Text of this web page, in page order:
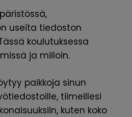
useita tiedoston
koulutuksessa
ja milloin.
paikkoja sinun
tiimeillesi
kuten koko